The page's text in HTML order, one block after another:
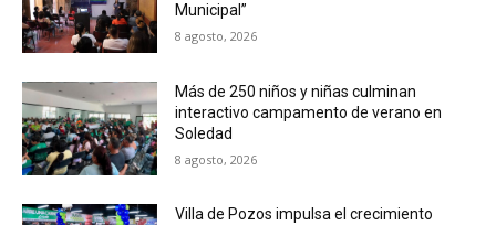
Municipal”
8 agosto, 2026
Más de 250 niños y niñas culminan
interactivo campamento de verano en
Soledad
8 agosto, 2026
Villa de Pozos impulsa el crecimiento